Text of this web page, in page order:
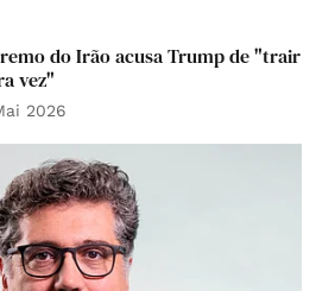
do Irão acusa Trump de "trair
vez"
2026